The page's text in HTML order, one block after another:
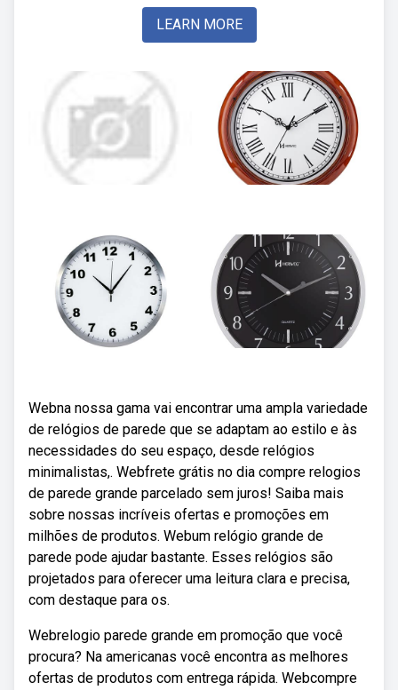
LEARN MORE
Webna nossa gama vai encontrar uma ampla variedade
de relógios de parede que se adaptam ao estilo e às
necessidades do seu espaço, desde relógios
minimalistas,. Webfrete grátis no dia compre relogios
de parede grande parcelado sem juros! Saiba mais
sobre nossas incríveis ofertas e promoções em
milhões de produtos. Webum relógio grande de
parede pode ajudar bastante. Esses relógios são
projetados para oferecer uma leitura clara e precisa,
com destaque para os.
Webrelogio parede grande em promoção que você
procura? Na americanas você encontra as melhores
ofertas de produtos com entrega rápida. Webcompre